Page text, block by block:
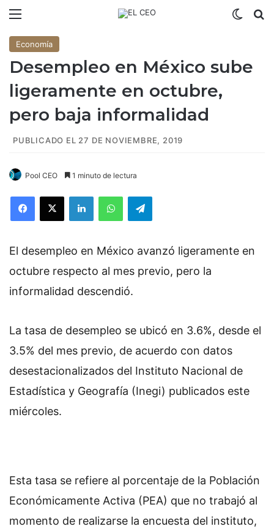
Economía
Desempleo en México sube
ligeramente en octubre,
pero baja informalidad
PUBLICADO EL 27 DE NOVIEMBRE, 2019
Pool CEO 1 minuto de lectura
El desempleo en México avanzó ligeramente en
octubre respecto al mes previo, pero la
informalidad descendió.
La tasa de desempleo se ubicó en 3.6%, desde el
3.5% del mes previo, de acuerdo con datos
desestacionalizados del Instituto Nacional de
Estadística y Geografía (Inegi) publicados este
miércoles.
Esta tasa se refiere al porcentaje de la Población
Económicamente Activa (PEA) que no trabajó al
momento de realizarse la encuesta del instituto,